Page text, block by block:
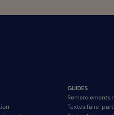
GUIDES
Remerciements
Textes faire-